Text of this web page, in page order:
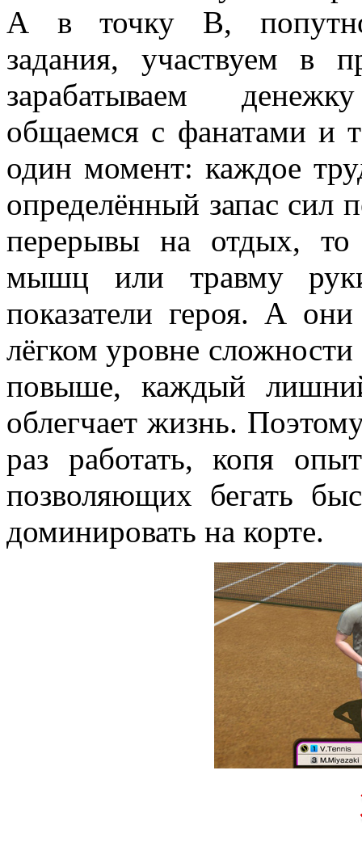
А в точку B, попутно
задания, участвуем в
зарабатываем
общаемся с фанатами и
один момент: каждое
определённый запас сил
перерывы на отдых, то
мышц или травму
показатели героя. А
лёгком уровне
повыше, каждый
облегчает жизнь.
раз работать, копя
позволяющих бегать
доминировать на корте.